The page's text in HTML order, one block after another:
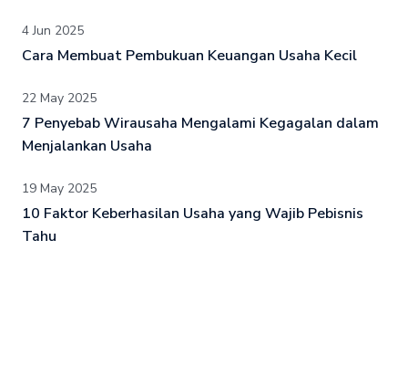
4 Jun 2025
Cara Membuat Pembukuan Keuangan Usaha Kecil
22 May 2025
7 Penyebab Wirausaha Mengalami Kegagalan dalam
Menjalankan Usaha
19 May 2025
10 Faktor Keberhasilan Usaha yang Wajib Pebisnis
Tahu